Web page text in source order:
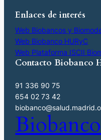
Enlaces de interés
Web Biobancos y
Web Biobanco HURyC
Web Plataforma ISCII
Contacto Biobanco
91 336 90 75
654 02 73 42